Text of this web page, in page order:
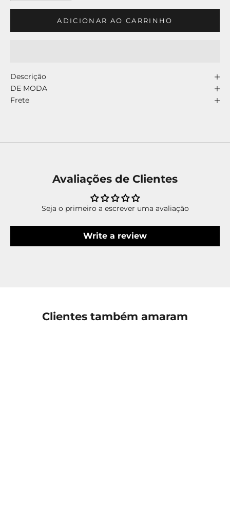
ADICIONAR AO CARRINHO
Descrição
DE MODA
Frete
Avaliações de Clientes
Seja o primeiro a escrever uma avaliação
Write a review
Clientes também amaram